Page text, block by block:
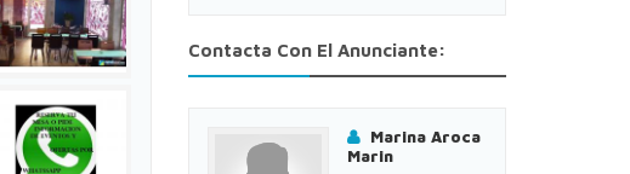
Contacta Con El Anunciante:
Marina Aroca
Marin